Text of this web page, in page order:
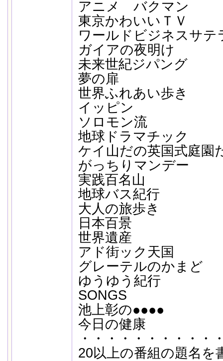
アニメ バクマン
東京かわいいＴＶ
ワールドビジネスサテ
ガイアの夜明け
未来世紀ジパング
夢の扉
世界ふれあい歩き
イッピン
ソロモン流
地球ドラマチック
ケイ山だの英国式庭園
がっちりマンデー
実践百名山
地球バス紀行
大人の旅歩き
日本百景
世界遺産
アド街ック天国
グレーテルのかまど
ゆうゆう紀行
SONGS
池上彰の●●●●
今日の健康
・・・・・・・・・・
20以上の番組の題名を